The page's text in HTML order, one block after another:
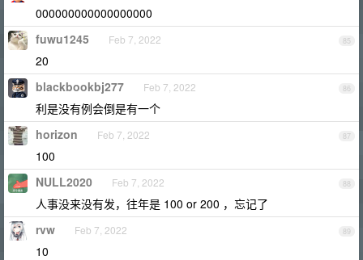
000000000000000000
85
fuwu1245 Feb 7, 2022
20
86
blackbookbj277 Feb 7, 2022
利是没有例会倒是有一个
87
horizon Feb 7, 2022
100
88
NULL2020 Feb 7, 2022
人事没来没有发，往年是 100 or 200 ，忘记了
89
rvw Feb 7, 2022
10